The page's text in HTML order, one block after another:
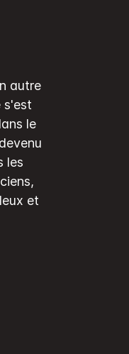
autre
s'est
le
les
et